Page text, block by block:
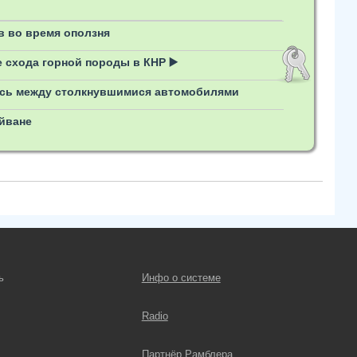
во время оползня
схода горной породы в КНР ▶️
между столкнувшимися автомобилями
Инфо о системе
Radio
Партнёр Рамблера